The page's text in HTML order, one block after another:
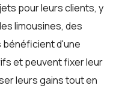
pour leurs clients, y
limousines, des
bénéficient d'une
et peuvent fixer leur
leurs gains tout en